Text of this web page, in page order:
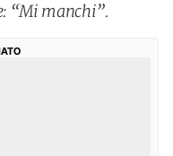
“Mi manchi”.